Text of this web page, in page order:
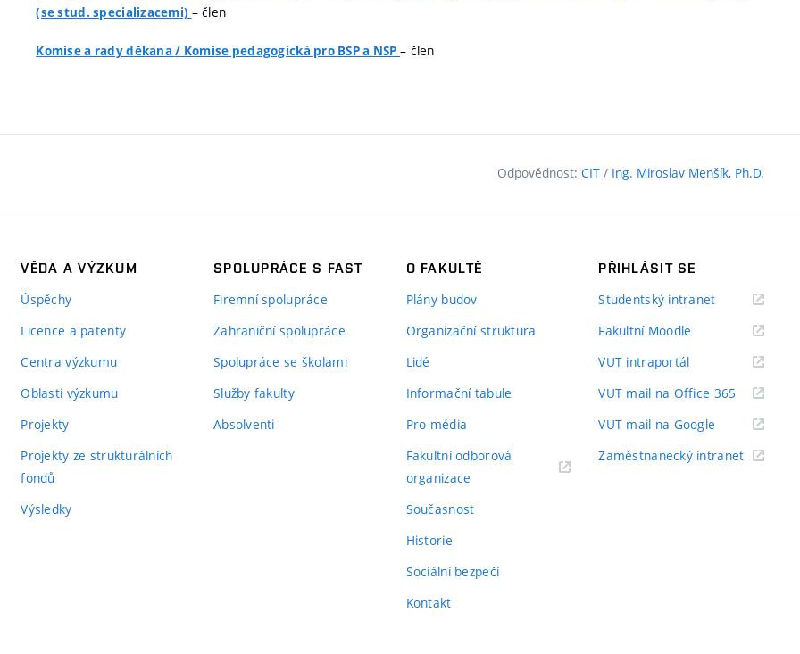
(se stud. specializacemi) – člen
Komise a rady děkana/ Komise pedagogická pro BSP a NSP– člen
Odpovědnost: CIT / Ing. Miroslav Menšík, Ph.D.
VĚDA A VÝZKUM
Úspěchy
Licence a patenty
Centra výzkumu
Oblasti výzkumu
Projekty
Projekty ze strukturálních
fondů
Výsledky
SPOLUPRÁCE S FAST
Firemní spolupráce
Zahraniční spolupráce
Spolupráce se školami
Služby fakulty
Absolventi
O FAKULTĚ
Plány budov
Organizační struktura
Lidé
Informační tabule
Pro média
Fakultní odborová
organizace
Současnost
Historie
Sociální bezpečí
Kontakt
PŘIHLÁSIT SE
Studentský intranet(externí
Fakultní Moodle
VUT intraportál(externí
VUT mail na Office 365 (externí
odkaz)
VUT mail na Google (externí
Zaměstnanecký intranet(externí